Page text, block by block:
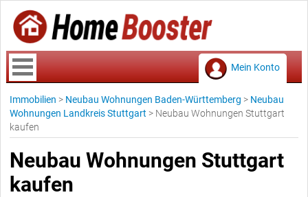
Mein Konto
Immobilien > Neubau Wohnungen Baden-Württemberg > Neubau
Wohnungen Landkreis Stuttgart > Neubau Wohnungen Stuttgart
kaufen
Neubau Wohnungen Stuttgart
kaufen